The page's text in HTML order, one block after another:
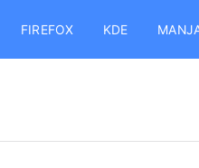
FIREFOX KDE